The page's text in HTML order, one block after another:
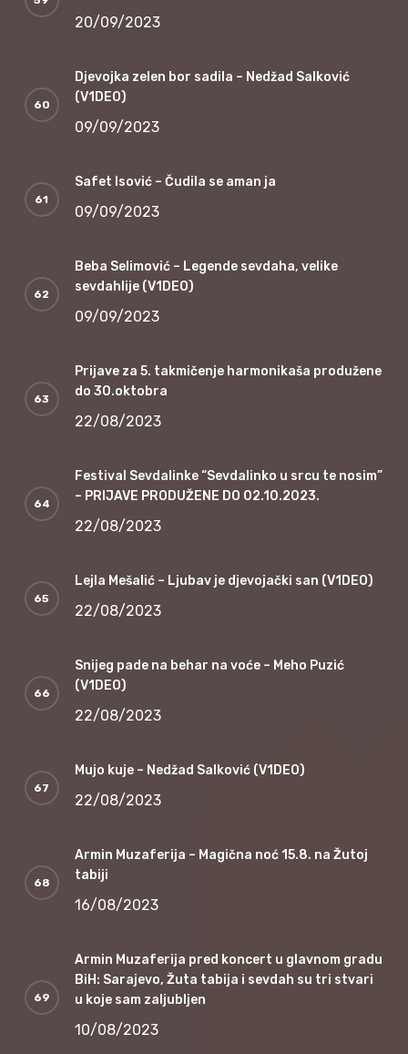
20/09/2023
Djevojka zelen bor sadila – Nedžad Salković
(V1DEO)
09/09/2023
Safet Isović – Čudila se aman ja
09/09/2023
Beba Selimović – Legende sevdaha, velike
sevdahlije (V1DEO)
09/09/2023
Prijave za 5. takmičenje harmonikaša produžene
do 30.oktobra
22/08/2023
Festival Sevdalinke “Sevdalinko u srcu te nosim”
– PRIJAVE PRODUŽENE DO 02.10.2023.
22/08/2023
Lejla Mešalić – Ljubav je djevojački san (V1DEO)
22/08/2023
Snijeg pade na behar na voće – Meho Puzić
(V1DEO)
22/08/2023
Mujo kuje – Nedžad Salković (V1DEO)
22/08/2023
Armin Muzaferija – Magična noć 15.8. na Žutoj
tabiji
16/08/2023
Armin Muzaferija pred koncert u glavnom gradu
BiH: Sarajevo, Žuta tabija i sevdah su tri stvari
u koje sam zaljubljen
10/08/2023